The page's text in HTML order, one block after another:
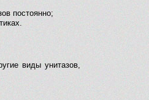
постоянно;
виды унитазов,